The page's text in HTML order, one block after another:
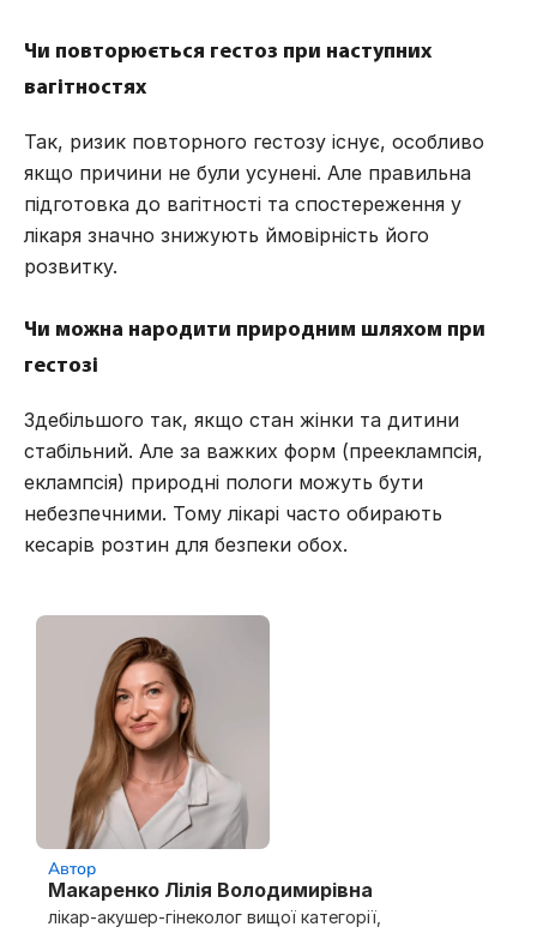
Чи повторюється гестоз при наступних
вагітностях
Так, ризик повторного гестозу існує, особливо
якщо причини не були усунені. Але правильна
підготовка до вагітності та спостереження у
лікаря значно знижують ймовірність його
розвитку.
Чи можна народити природним шляхом при
гестозі
Здебільшого так, якщо стан жінки та дитини
стабільний. Але за важких форм (прееклампсія,
еклампсія) природні пологи можуть бути
небезпечними. Тому лікарі часто обирають
кесарів розтин для безпеки обох.
Автор
Макаренко Лілія Володимирівна
лікар-акушер-гінеколог вищої категорії,